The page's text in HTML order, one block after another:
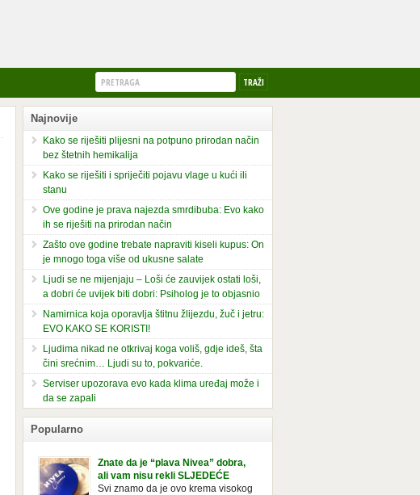
Najnovije
Kako se riješiti plijesni na potpuno prirodan način
bez štetnih hemikalija
Kako se riješiti i spriječiti pojavu vlage u kući ili
stanu
Ove godine je prava najezda smrdibuba: Evo kako
ih se riješiti na prirodan način
Zašto ove godine trebate napraviti kiseli kupus: On
je mnogo toga više od ukusne salate
Ljudi se ne mijenjaju – Loši će zauvijek ostati loši,
a dobri će uvijek biti dobri: Psiholog je to objasnio
Namirnica koja oporavlja štitnu žlijezdu, žuč i jetru:
EVO KAKO SE KORISTI!
Ljudima nikad ne otkrivaj koga voliš, gdje ideš, šta
čini srećnim… Ljudi su to, pokvariće.
Serviser upozorava evo kada klima uređaj može i
da se zapali
Popularno
Znate da je “plava Nivea” dobra,
ali vam nisu rekli SLJEDEĆE
Svi znamo da je ovo krema visokog